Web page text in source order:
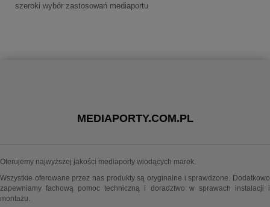
szeroki wybór zastosowań mediaportu
MEDIAPORTY.COM.PL
Oferujemy najwyższej jakości mediaporty wiodących marek.
Wszystkie oferowane przez nas produkty są oryginalne i sprawdzone. Dodatkowo
zapewniamy fachową pomoc techniczną i doradztwo w sprawach instalacji i
montażu.